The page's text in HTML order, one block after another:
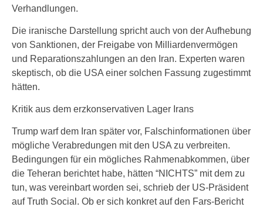
Verhandlungen.
Die iranische Darstellung spricht auch von der Aufhebung
von Sanktionen, der Freigabe von Milliardenvermögen
und Reparationszahlungen an den Iran. Experten waren
skeptisch, ob die USA einer solchen Fassung zugestimmt
hätten.
Kritik aus dem erzkonservativen Lager Irans
Trump warf dem Iran später vor, Falschinformationen über
mögliche Verabredungen mit den USA zu verbreiten.
Bedingungen für ein mögliches Rahmenabkommen, über
die Teheran berichtet habe, hätten “NICHTS” mit dem zu
tun, was vereinbart worden sei, schrieb der US-Präsident
auf Truth Social. Ob er sich konkret auf den Fars-Bericht